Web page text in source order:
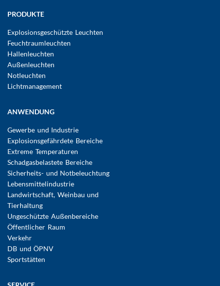
Hauptnavigation
PRODUKTE
Explosionsgeschützte Leuchten
Feuchtraumleuchten
Hallenleuchten
Außenleuchten
Notleuchten
Lichtmanagement
ANWENDUNG
Gewerbe und Industrie
Explosionsgefährdete Bereiche
Extreme Temperaturen
Schadgasbelastete Bereiche
Sicherheits- und Notbeleuchtung
Lebensmittelindustrie
Landwirtschaft, Weinbau und
Tierhaltung
Ungeschützte Außenbereiche
Öffentlicher Raum
Verkehr
DB und ÖPNV
Sportstätten